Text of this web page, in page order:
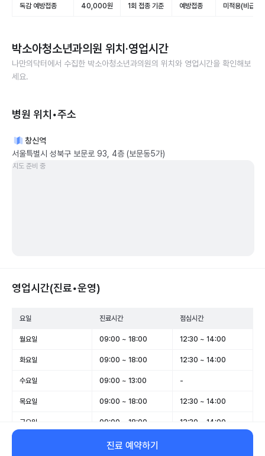
독감 예방접종 40,000원 1회 접종 기준 예방접종 미적용(비급여)
박소아청소년과의원 위치·영업시간
나만의닥터에서 수집한 박소아청소년과의원의 위치와 영업시간을 확인해보
세요.
병원 위치•주소
창신역
서울특별시 성북구 보문로 93, 4층 (보문동5가)
지도 준비 중
영업시간(진료•운영)
요일 진료시간 점심시간
월요일 09:00 ~ 18:00 12:30 ~ 14:00
화요일 09:00 ~ 18:00 12:30 ~ 14:00
수요일 09:00 ~ 13:00 -
목요일 09:00 ~ 18:00 12:30 ~ 14:00
금요일 09:00 ~ 18:00 12:30 ~ 14:00
09:00 ~ 13:00
진료 예약하기